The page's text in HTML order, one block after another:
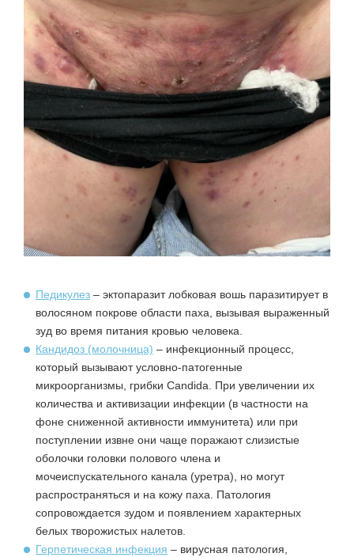
Педикулез – эктопаразит лобковая вошь паразитирует в
волосяном покрове области паха, вызывая выраженный
зуд во время питания кровью человека.
Кандидоз (молочница) – инфекционный процесс,
который вызывают условно-патогенные
микроорганизмы, грибки Candida. При увеличении их
количества и активизации инфекции (в частности на
фоне сниженной активности иммунитета) или при
поступлении извне они чаще поражают слизистые
оболочки головки полового члена и
мочеиспускательного канала (уретра), но могут
распространяться и на кожу паха. Патология
сопровождается зудом и появлением характерных
белых творожистых налетов.
Герпетическая инфекция – вирусная патология,